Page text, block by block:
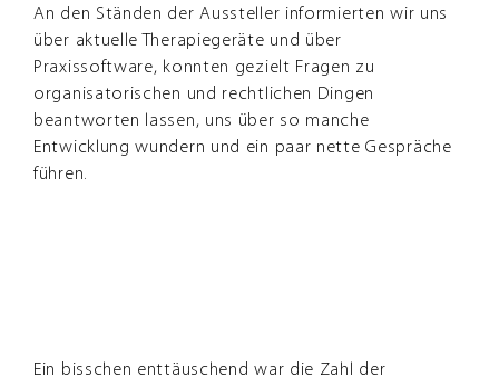
An den Ständen der Aussteller informierten wir uns
über aktuelle Therapiegeräte und über
Praxissoftware, konnten gezielt Fragen zu
organisatorischen und rechtlichen Dingen
beantworten lassen, uns über so manche
Entwicklung wundern und ein paar nette Gespräche
führen.
Ein bisschen enttäuschend war die Zahl der